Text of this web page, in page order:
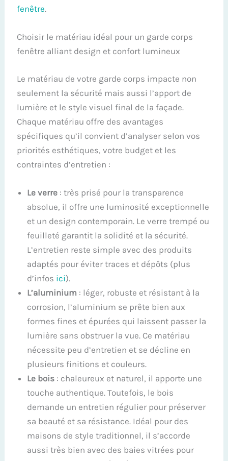
fenêtre.
Choisir le matériau idéal pour un garde corps
fenêtre alliant design et confort lumineux
Le matériau de votre garde corps impacte non
seulement la sécurité mais aussi l’apport de
lumière et le style visuel final de la façade.
Chaque matériau offre des avantages
spécifiques qu’il convient d’analyser selon vos
priorités esthétiques, votre budget et les
contraintes d’entretien :
Le verre : très prisé pour la transparence
absolue, il offre une luminosité exceptionnelle
et un design contemporain. Le verre trempé ou
feuilleté garantit la solidité et la sécurité.
L’entretien reste simple avec des produits
adaptés pour éviter traces et dépôts (plus
d’infos ici).
L’aluminium : léger, robuste et résistant à la
corrosion, l’aluminium se prête bien aux
formes fines et épurées qui laissent passer la
lumière sans obstruer la vue. Ce matériau
nécessite peu d’entretien et se décline en
plusieurs finitions et couleurs.
Le bois : chaleureux et naturel, il apporte une
touche authentique. Toutefois, le bois
demande un entretien régulier pour préserver
sa beauté et sa résistance. Idéal pour des
maisons de style traditionnel, il s’accorde
aussi très bien avec des baies vitrées pour